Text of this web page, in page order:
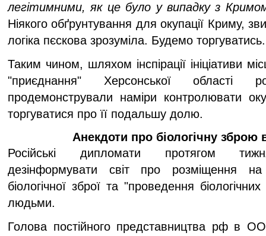
легітимними, як це було у випадку з
Ніякого обґрунтування для окупації Криму,
логіка пєскова зрозуміла. Будемо
Таким чином, шляхом інспірації ініціативи
"приєднання" Херсонської області
продемонстрували наміри контролювати
торгуватися про її подальшу долю.
Анекдоти про біологічну зброю
Російські дипломати протягом
дезінформувати світ про розміщення на
біологічної зброї та "проведення
людьми.
Голова постійного представництва рф в